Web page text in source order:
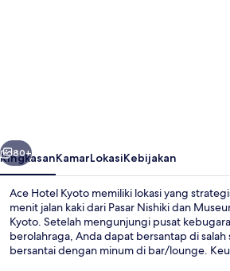
Berikutnya
80+
RingkasanKamarLokasiKebijakan
Ace Hotel Kyoto memiliki lokasi yang
menit jalan kaki dari Pasar Nishiki dan
Kyoto. Setelah mengunjungi pusat
berolahraga, Anda dapat bersantap di salah
bersantai dengan minum di bar/lounge.